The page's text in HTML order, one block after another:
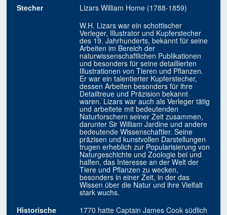
Stecher
Lizars William Home (1788-1859)
W.H. Lizars war ein schottischer
Verleger, Illustrator und Kupferstecher
des 19. Jahrhunderts, bekannt für seine
Arbeiten im Bereich der
naturwissenschaftlichen Publikationen
und besonders für seine detaillierten
Illustrationen von Tieren und Pflanzen.
Er war ein talentierter Kupferstecher,
dessen Arbeiten besonders für ihre
Detailtreue und Präzision bekannt
waren. Lizars war auch als Verleger tätig
und arbeitete mit bedeutenden
Naturforschern seiner Zeit zusammen,
darunter Sir William Jardine und andere
bedeutende Wissenschaftler. Seine
präzisen und kunstvollen Darstellungen
trugen erheblich zur Popularisierung von
Naturgeschichte und Zoologie bei und
halfen, das Interesse an der Welt der
Tiere und Pflanzen zu wecken,
besonders in einer Zeit, in der das
Wissen über die Natur und ihre Vielfalt
stark wuchs.
Historische
1770 hatte Captain James Cook südlich